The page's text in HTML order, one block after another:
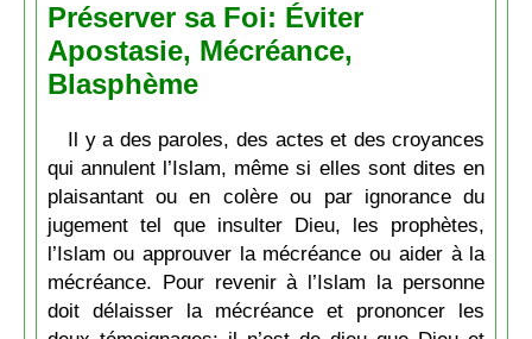
Préserver sa Foi: Éviter
Apostasie, Mécréance,
Blasphème
Il y a des paroles, des actes et des croyances
qui annulent l’Islam, même si elles sont dites en
plaisantant ou en colère ou par ignorance du
jugement tel que insulter Dieu, les prophètes,
l’Islam ou approuver la mécréance ou aider à la
mécréance. Pour revenir à l’Islam la personne
doit délaisser la mécréance et prononcer les